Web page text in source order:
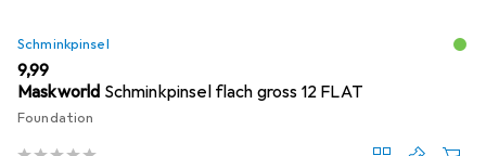
Schminkpinsel
EUR
9,99
Maskworld Schminkpinsel flach gross 12 FLAT
Foundation